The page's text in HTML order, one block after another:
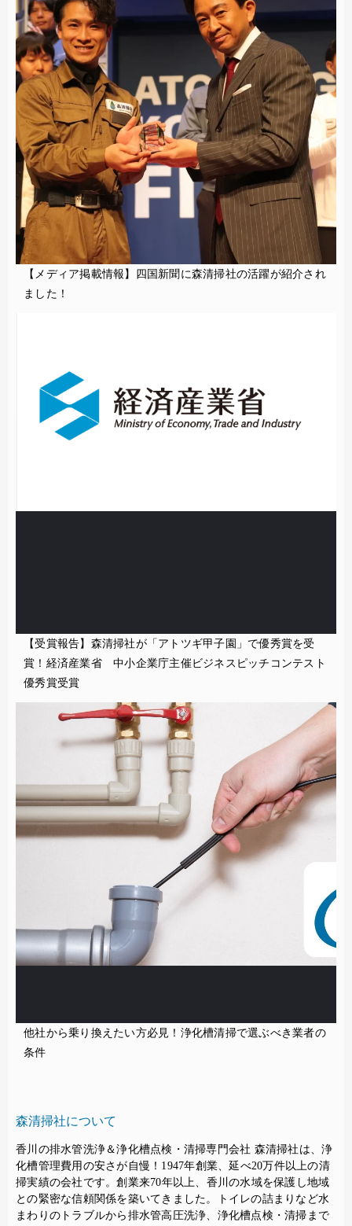
【メディア掲載情報】四国新聞に森清掃社の活躍が紹介され
ました！
【受賞報告】森清掃社が「アトツギ甲子園」で優秀賞を受
賞！経済産業省 中小企業庁主催ビジネスピッチコンテスト
優秀賞受賞
他社から乗り換えたい方必見！浄化槽清掃で選ぶべき業者の
条件
森清掃社について
香川の排水管洗浄＆浄化槽点検・清掃専門会社 森清掃社は、浄
化槽管理費用の安さが自慢！1947年創業、延べ20万件以上の清
掃実績の会社です。創業来70年以上、香川の水域を保護し地域
との緊密な信頼関係を築いてきました。トイレの詰まりなど水
まわりのトラブルから排水管高圧洗浄、浄化槽点検・清掃まで